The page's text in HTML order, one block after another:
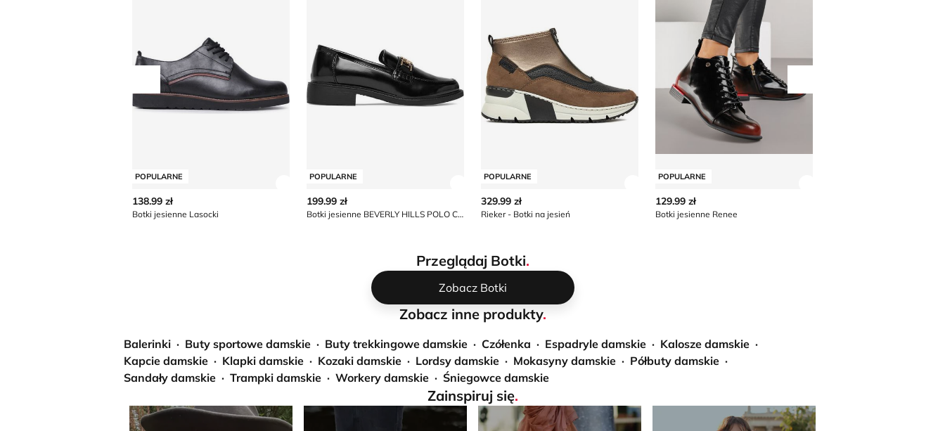
Przesuń w lewo
POPULARNE
138.99 zł
Botki jesienne Lasocki
POPULARNE
199.99 zł
Botki jesienne BEVERLY HILLS POLO CLUB
POPULARNE
329.99 zł
Rieker - Botki na jesień
POPULARNE
129.99 zł
Botki jesienne Renee
Przeglądaj Botki.
Zobacz Botki
Zobacz inne produkty.
Balerinki Buty sportowe damskie Buty trekkingowe damskie Czółenka Espadryle damskie
Kalosze damskie
Kapcie damskie
Klapki damskie Kozaki damskie Lordsy damskie Mokasyny damskie
Półbuty damskie
Sandały damskie
Trampki damskie Workery damskie Śniegowce damskie
Zainspiruj się.